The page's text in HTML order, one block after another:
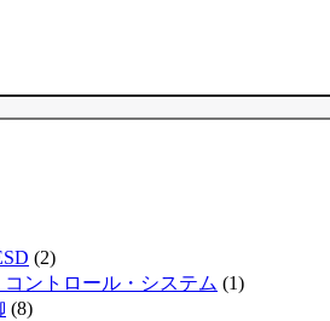
(2)
ントロール・システム (1)
(8)